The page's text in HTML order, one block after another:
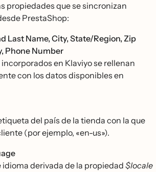
propiedades que se sincronizan
PrestaShop:
Last Name, City, State/Region, Zip
Phone Number
en Klaviyo se rellenan
con los datos disponibles en
del país de la tienda con la que
(por ejemplo, «en-us»).
idioma derivada de la propiedad $locale